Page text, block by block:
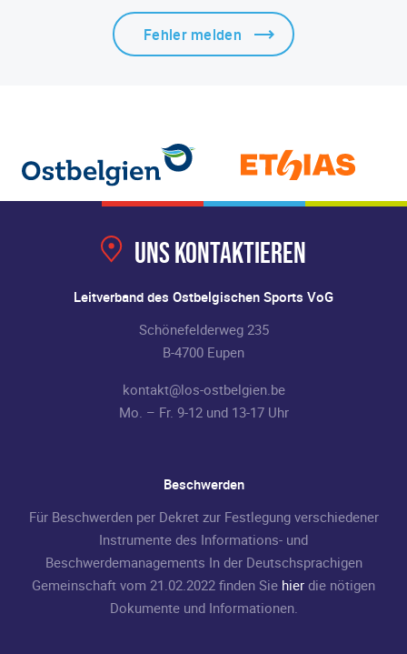
Fehler melden
Uns kontaktieren
Leitverband des Ostbelgischen Sports VoG
Schönefelderweg 235
B-4700 Eupen
kontakt@los-ostbelgien.be
Mo. – Fr. 9-12 und 13-17 Uhr
Beschwerden
Für Beschwerden per Dekret zur Festlegung verschiedener
Instrumente des Informations- und
Beschwerdemanagements In der Deutschsprachigen
Gemeinschaft vom 21.02.2022 finden Sie hier die nötigen
Dokumente und Informationen.